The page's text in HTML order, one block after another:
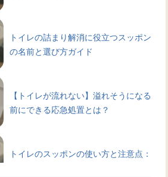
トイレの詰まり解消に役立つスッポン
の名前と選び方ガイド
【トイレが流れない】溢れそうになる
前にできる応急処置とは？
トイレのスッポンの使い方と注意点：